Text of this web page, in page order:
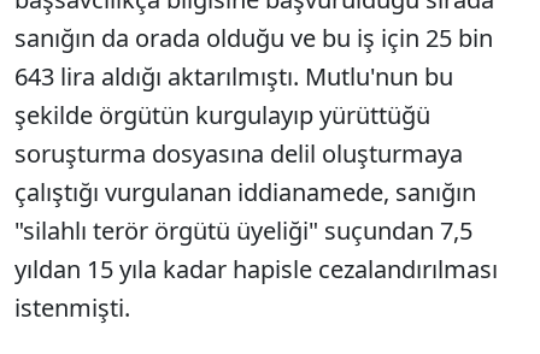
sanığın da orada olduğu ve bu iş için 25 bin
643 lira aldığı aktarılmıştı. Mutlu'nun bu
şekilde örgütün kurgulayıp yürüttüğü
soruşturma dosyasına delil oluşturmaya
çalıştığı vurgulanan iddianamede, sanığın
"silahlı terör örgütü üyeliği" suçundan 7,5
yıldan 15 yıla kadar hapisle cezalandırılması
istenmişti.